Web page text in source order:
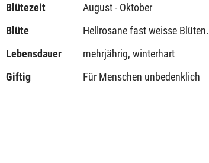
Blütezeit
August - Oktober
Blüte
Hellrosane fast weisse Blüten.
Lebensdauer
mehrjährig, winterhart
Giftig
Für Menschen unbedenklich